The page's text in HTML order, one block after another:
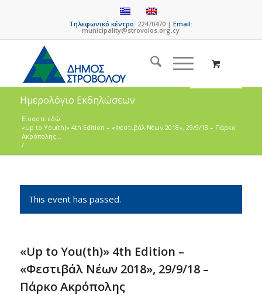
Τηλεφωνικό κέντρο: 22470470 |Email:
municipality@strovolos.org.cy
Ημερολόγιο Εκδηλώσεων
Είσαστε εδώ:
«Up to You(th)» 4th Edition – «Φεστιβάλ Νέων 2018», 29/9/18 – Πάρκο
Ακρόπολης...
/
This event has passed.
«Up to You(th)» 4th Edition –
«Φεστιβάλ Νέων 2018», 29/9/18 –
Πάρκο Ακρόπολης